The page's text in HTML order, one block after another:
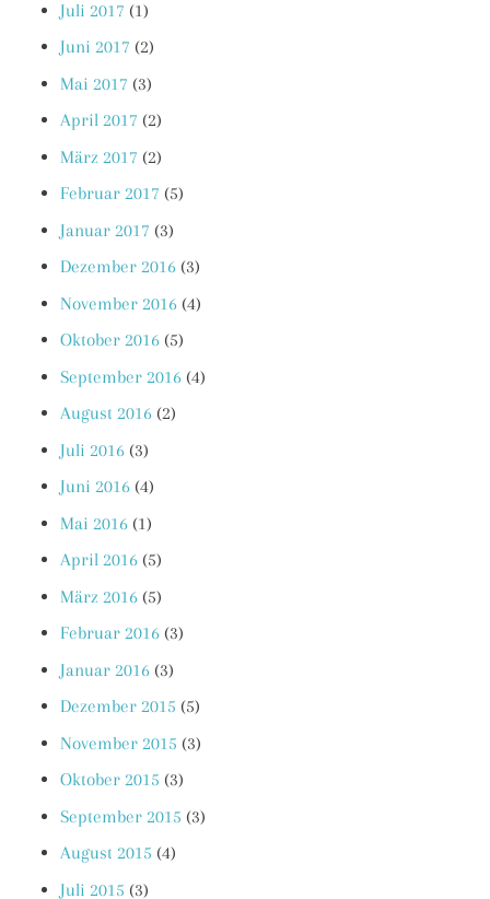
Juli 2017 (1)
Juni 2017 (2)
Mai 2017 (3)
April 2017 (2)
März 2017 (2)
Februar 2017 (5)
Januar 2017 (3)
Dezember 2016 (3)
November 2016 (4)
Oktober 2016 (5)
September 2016 (4)
August 2016 (2)
Juli 2016 (3)
Juni 2016 (4)
Mai 2016 (1)
April 2016 (5)
März 2016 (5)
Februar 2016 (3)
Januar 2016 (3)
Dezember 2015 (5)
November 2015 (3)
Oktober 2015 (3)
September 2015 (3)
August 2015 (4)
Juli 2015 (3)